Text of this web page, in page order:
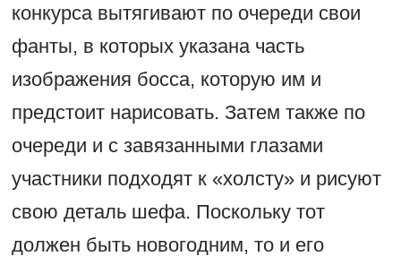
конкурса вытягивают по очереди свои
фанты, в которых указана часть
изображения босса, которую им и
предстоит нарисовать. Затем также по
очереди и с завязанными глазами
участники подходят к «холсту» и рисуют
свою деталь шефа. Поскольку тот
должен быть новогодним, то и его